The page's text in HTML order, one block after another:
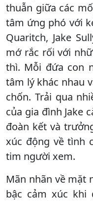
thuẫn giữa các
tâm ứng phó với
Quaritch, Jake
mớ rắc rối với
thì. Mỗi đứa con
tâm lý khác nhau
chốn. Trải qua
của gia đình Jake
đoàn kết và
xúc động về tình
tim người xem.
Mãn nhãn về mặt
bậc cảm xúc khi